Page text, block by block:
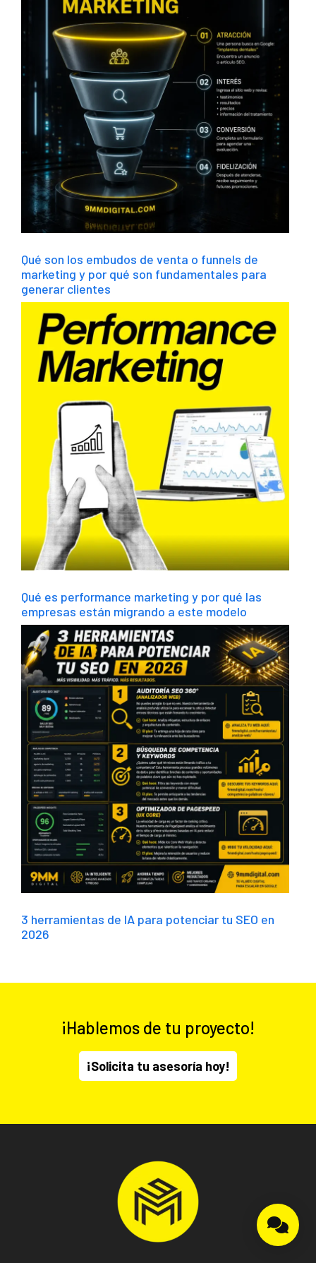
Qué son los embudos de venta o funnels de
marketing y por qué son fundamentales para
generar clientes
Qué es performance marketing y por qué las
empresas están migrando a este modelo
3 herramientas de IA para potenciar tu SEO en
2026
¡Hablemos de tu proyecto!
¡Solicita tu asesoría hoy!